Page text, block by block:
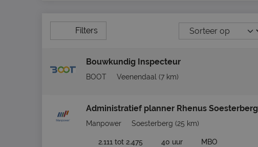
Filters
Bouwkundig Inspecteur
BOOT Veenendaal (7 km)
Administratief planner Rhenus Soesterberg
Manpower Soesterberg (25 km)
2.111 tot 2.475 40 uur MBO